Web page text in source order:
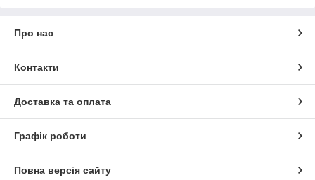
Про нас
Контакти
Доставка та оплата
Графік роботи
Повна версія сайту